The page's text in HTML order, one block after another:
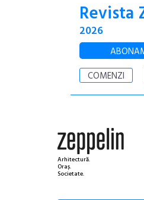
Revista
2026
COMENZI
Arhitectură.
Oraș.
Societate.